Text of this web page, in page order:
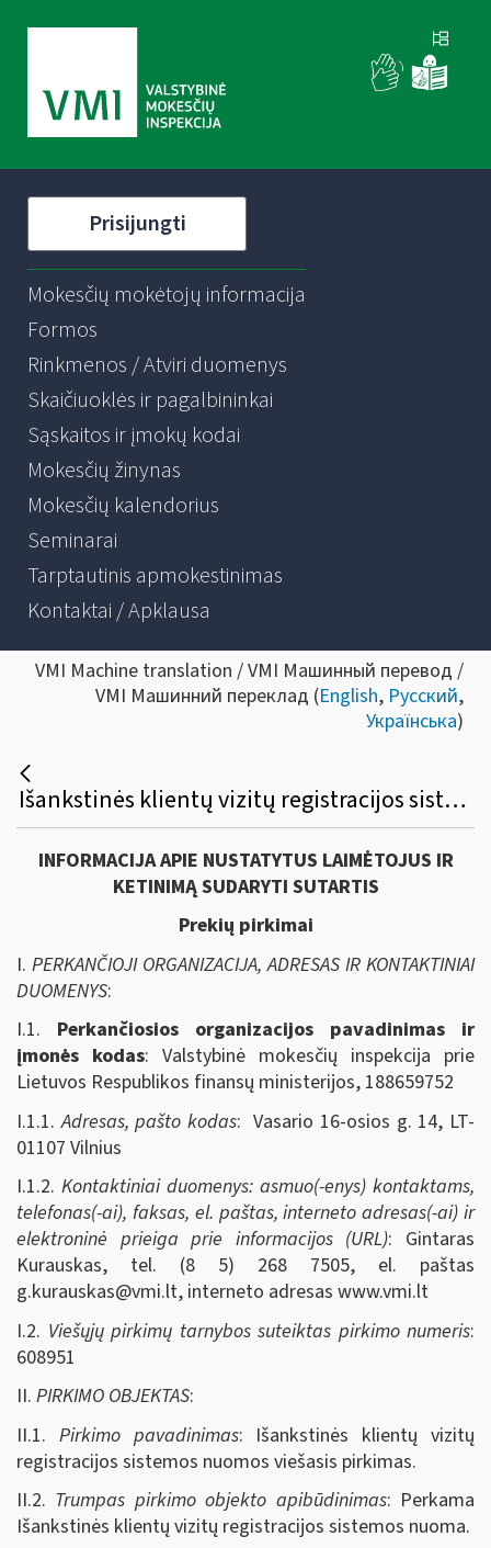
Prisijungti
Mokesčių mokėtojų informacija
Formos
Rinkmenos / Atviri duomenys
Skaičiuoklės ir pagalbininkai
Sąskaitos ir įmokų kodai
Mokesčių žinynas
Mokesčių kalendorius
Seminarai
Tarptautinis apmokestinimas
Kontaktai / Apklausa
VMI Machine translation / VMI Машинный перевод /
VMI Машинний переклад (English, Русский,
Українська)
Išankstinės klientų vizitų registracijos sistemos nuomos viešasis pirkimas
INFORMACIJA APIE NUSTATYTUS LAIMĖTOJUS IR
KETINIMĄ SUDARYTI SUTARTIS
Prekių pirkimai
I. PERKANČIOJI ORGANIZACIJA, ADRESAS IR KONTAKTINIAI
DUOMENYS:
I.1. Perkančiosios organizacijos pavadinimas ir
įmonės kodas: Valstybinė mokesčių inspekcija prie
Lietuvos Respublikos finansų ministerijos, 188659752
I.1.1.Adresas, pašto kodas: Vasario 16-osios g. 14, LT-
01107 Vilnius
I.1.2. Kontaktiniai duomenys: asmuo(-enys) kontaktams,
telefonas(-ai), faksas, el. paštas, interneto adresas(-ai) ir
elektroninė prieiga prie informacijos (URL): Gintaras
Kurauskas, tel. (8 5) 268 7505, el. paštas
g.kurauskas@vmi.lt, interneto adresas www.vmi.lt
I.2. Viešųjų pirkimų tarnybos suteiktas pirkimo numeris:
608951
II. PIRKIMO OBJEKTAS:
II.1. Pirkimo pavadinimas: Išankstinės klientų vizitų
registracijos sistemos nuomos viešasis pirkimas.
II.2. Trumpas pirkimo objekto apibūdinimas: Perkama
Išankstinės klientų vizitų registracijos sistemos nuoma.